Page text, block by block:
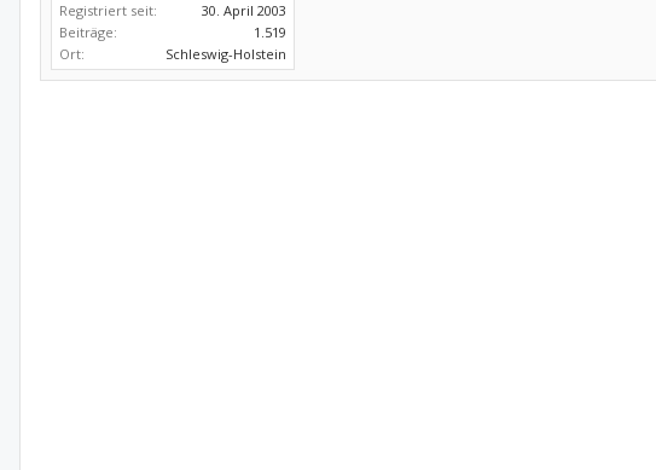
Registriert seit:
30. April 2003
Beiträge:
1.519
Ort:
Schleswig-Holstein